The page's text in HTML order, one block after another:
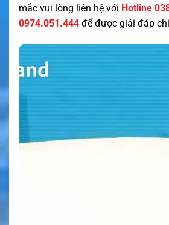
mắc vui lòng liên hệ với Hotline
0974.051.444 để được giải đáp